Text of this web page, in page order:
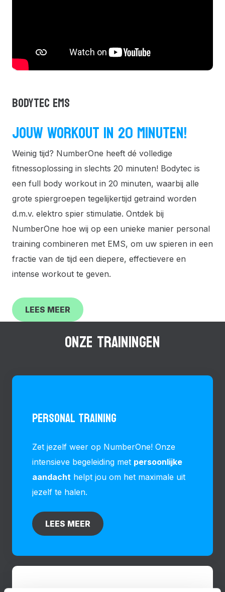
BODYTEC EMS
JOUW WORKOUT IN 20 MINUTEN!
Weinig tijd? NumberOne heeft dé volledige
fitnessoplossing in slechts 20 minuten! Bodytec is
een full body workout in 20 minuten, waarbij alle
grote spiergroepen tegelijkertijd getraind worden
d.m.v. elektro spier stimulatie. Ontdek bij
NumberOne hoe wij op een unieke manier personal
training combineren met EMS, om uw spieren in een
fractie van de tijd een diepere, effectievere en
intense workout te geven.
LEES MEER
ONZE TRAININGEN
PERSONAL TRAINING
Zet jezelf weer op NumberOne! Onze
intensieve begeleiding met persoonlijke
aandacht helpt jou om het maximale uit
jezelf te halen.
LEES MEER